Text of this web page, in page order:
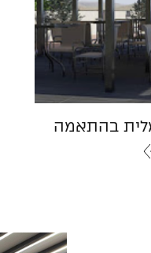
בהתאמה